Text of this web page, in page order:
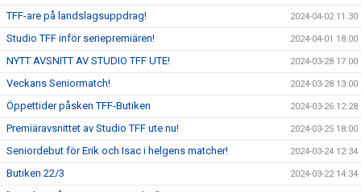
TFF-are på landslagsuppdrag! 2024-04-02 11:30
Studio TFF inför seriepremiären! 2024-04-01 18:00
NYTT AVSNITT AV STUDIO TFF UTE! 2024-03-28 17:00
Veckans Seniormatch! 2024-03-28 13:00
Öppettider påsken TFF-Butiken 2024-03-26 12:28
Premiäravsnittet av Studio TFF ute nu! 2024-03-25 18:00
Seniordebut för Erik och Isac i helgens matcher! 2024-03-24 12:34
Butiken 22/3 2024-03-22 14:34